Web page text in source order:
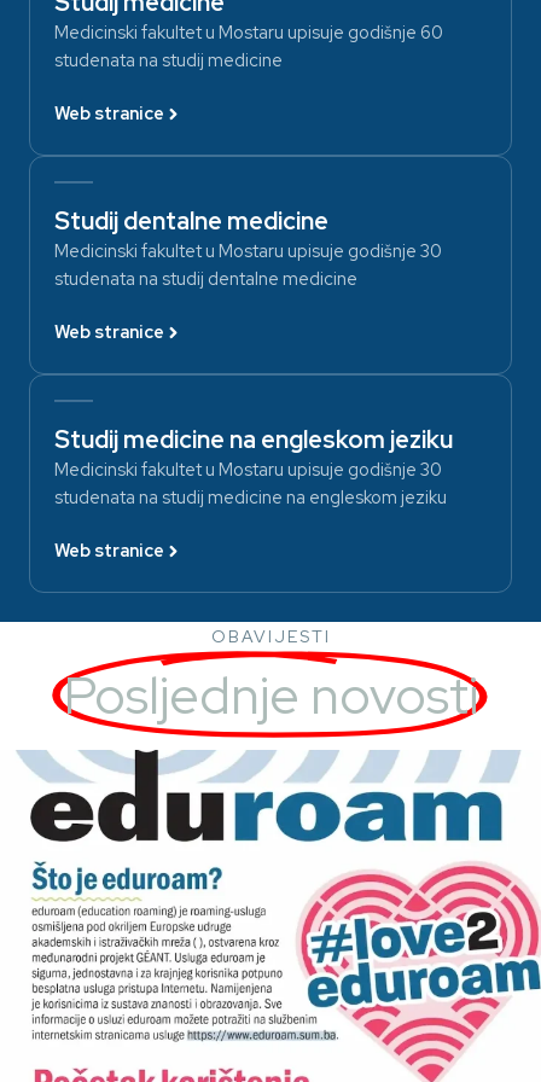
Medicinski fakultet u Mostaru upisuje godišnje 60
studenata na studij medicine
Web stranice
Studij dentalne medicine
Medicinski fakultet u Mostaru upisuje godišnje 30
studenata na studij dentalne medicine
Web stranice
Studij medicine na engleskom jeziku
Medicinski fakultet u Mostaru upisuje godišnje 30
studenata na studij medicine na engleskom jeziku
Web stranice
OBAVIJESTI
Posljednje novosti